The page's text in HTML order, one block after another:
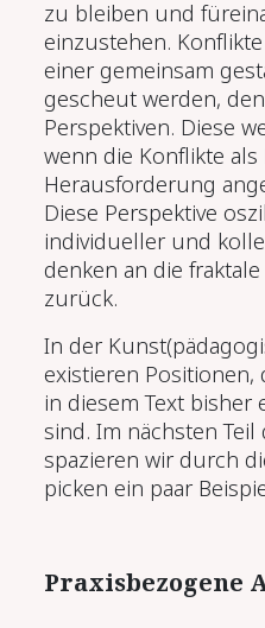
zu bleiben und
einzustehen.
einer gemeinsam
gescheut werden,
Perspektiven. Diese
wenn die Konflikte
Herausforderung
Diese Perspektive
individueller und
denken an die
zurück.
In der
existieren
in diesem Text bisher
sind. Im nächsten Teil
spazieren wir durch
picken ein paar
Praxisbezogene